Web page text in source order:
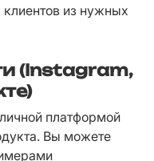
клиентов из нужных
(Instagram,
платформой
Вы можете